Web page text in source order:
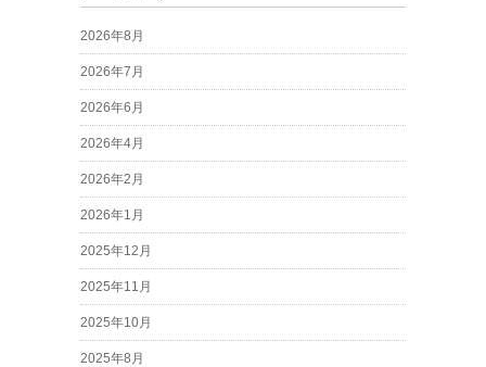
2026年8月
2026年7月
2026年6月
2026年4月
2026年2月
2026年1月
2025年12月
2025年11月
2025年10月
2025年8月